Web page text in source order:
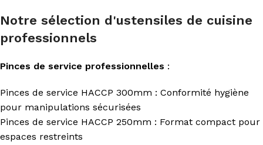
Notre sélection d'ustensiles de cuisine
professionnels
Pinces de service professionnelles :
Pinces de service HACCP 300mm : Conformité hygiène
pour manipulations sécurisées
Pinces de service HACCP 250mm : Format compact pour
espaces restreints